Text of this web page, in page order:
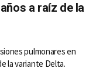
a raíz de la
pulmonares en
la variante Delta.